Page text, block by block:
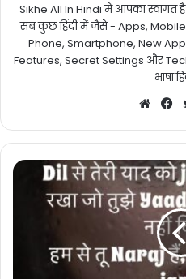
Sikhe All In Hindi में आपका
सब कुछ हिंदी में जैसे - Apps,
Phone, Smartphone, New
Features, Secret Settings और
भाषा